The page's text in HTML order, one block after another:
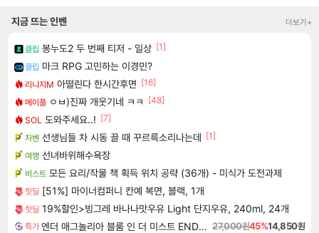
지금 뜨는 인벤 더보기+
클립 봉누도2 두 번째 티저 - 일상 [1]
클립 마크 RPG 고민하는 이경민?
리니지M 아떨린다 한시간후면 [16]
메이플 ㅇㅂ)진짜 개웃기네 ㅋㅋ
[48]
SOL 도와주세요..! [7]
차벤 선생님들 차 시동 끌 때 꾸르륵소리나는데 [1]
여행 선녀바위해수욕장
비스트 모든 요리/작물 책 획득 위치 공략 (36개) - 미식가 도전과제
핫딜 [51%] 마이너컴퍼니 칸예 복면, 블랙, 1개
핫딜 19%할인>빙그레 바나나맛우유 Light 단지우유, 240ml, 24개
특가 엔더 매그놀리아 블룸 인 더 미스트 ENDER MAGNOLIA Bloom in the Mist 27,000원45%14,850원